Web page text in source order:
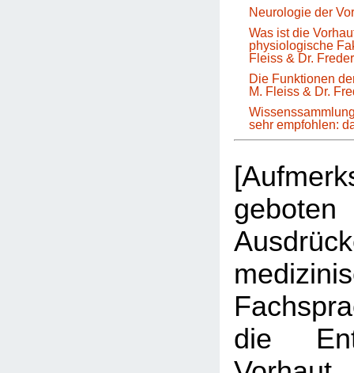
Neurologie der
Was ist die
physiologische
Fleiss & Dr.
Die Funktionen
M. Fleiss & Dr.
sehr empfohlen:
die